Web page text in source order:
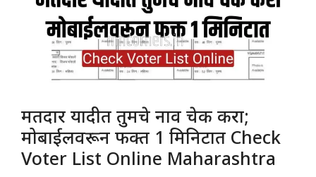
मतदार यादीत तुमचे नाव चेक करा;
मोबाईलवरून फक्त 1 मिनिटात Check
Voter List Online Maharashtra